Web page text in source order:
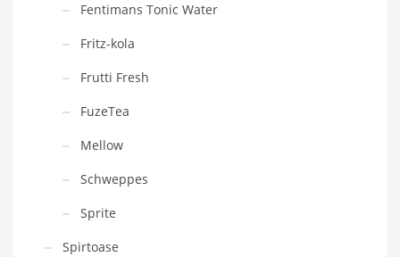
Fentimans Tonic Water
Fritz-kola
Frutti Fresh
FuzeTea
Mellow
Schweppes
Sprite
Spirtoase